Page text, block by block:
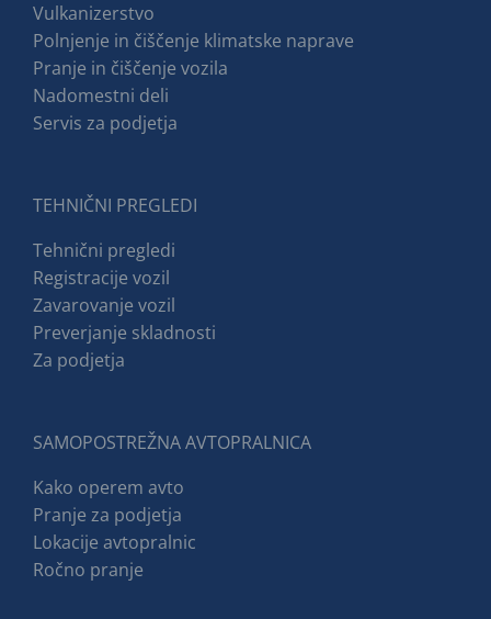
Vulkanizerstvo
Polnjenje in čiščenje klimatske naprave
Pranje in čiščenje vozila
Nadomestni deli
Servis za podjetja
TEHNIČNI PREGLEDI
Tehnični pregledi
Registracije vozil
Zavarovanje vozil
Preverjanje skladnosti
Za podjetja
SAMOPOSTREŽNA AVTOPRALNICA
Kako operem avto
Pranje za podjetja
Lokacije avtopralnic
Ročno pranje